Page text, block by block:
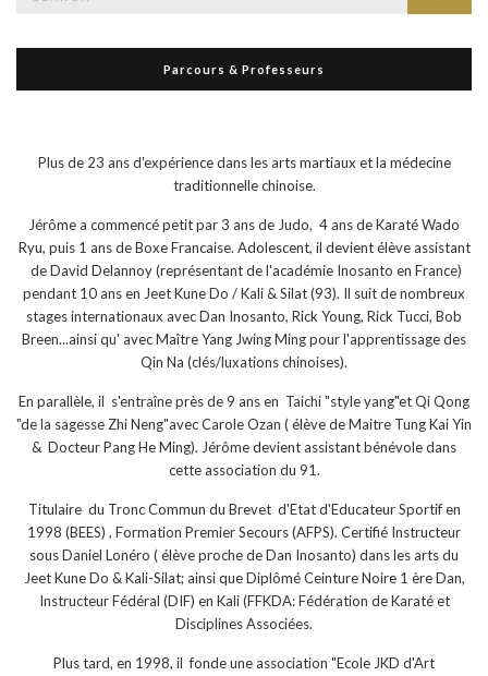
Parcours & Professeurs
Plus de 23 ans d'expérience dans les arts martiaux et la médecine
traditionnelle chinoise.
Jérôme a commencé petit par 3 ans de Judo, 4 ans de Karaté Wado
Ryu, puis 1 ans de Boxe Francaise. Adolescent, il devient élève assistant
de David Delannoy (représentant de l'académie Inosanto en France)
pendant 10 ans en Jeet Kune Do / Kali & Silat (93). Il suit de nombreux
stages internationaux avec Dan Inosanto, Rick Young, Rick Tucci, Bob
Breen...ainsi qu' avec Maître Yang Jwing Ming pour l'apprentissage des
Qin Na (clés/luxations chinoises).
En parallèle, il s'entraîne près de 9 ans en Taichi "style yang"et Qi Qong
"de la sagesse Zhi Neng"avec Carole Ozan ( élève de Maitre Tung Kai Yin
& Docteur Pang He Ming). Jérôme devient assistant bénévole dans
cette association du 91.
Titulaire du Tronc Commun du Brevet d'Etat d'Educateur Sportif en
1998 (BEES) , Formation Premier Secours (AFPS). Certifié Instructeur
sous Daniel Lonéro ( élève proche de Dan Inosanto) dans les arts du
Jeet Kune Do & Kali-Silat; ainsi que Diplômé Ceinture Noire 1 ère Dan,
Instructeur Fédéral (DIF) en Kali (FFKDA: Fédération de Karaté et
Disciplines Associées.
Plus tard, en 1998, il fonde une association "Ecole JKD d'Art